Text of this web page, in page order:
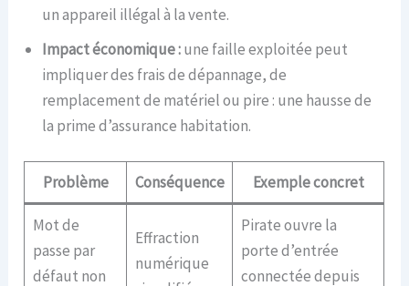
un appareil illégal à la vente.
Impact économique :une faille exploitée peut
impliquer des frais de dépannage, de
remplacement de matériel ou pire : une hausse de
la prime d’assurance habitation.
Problème Conséquence Exemple concret
Mot de
passe par
défaut non
Effraction
numérique
Pirate ouvre la
porte d’entrée
connectée depuis